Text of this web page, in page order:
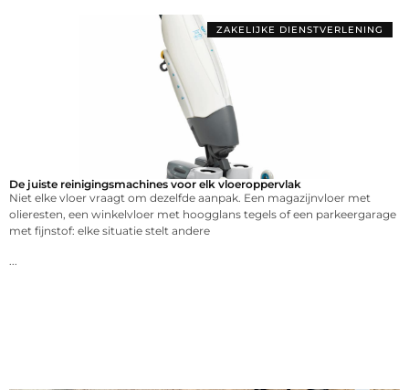
ZAKELIJKE DIENSTVERLENING
De juiste reinigingsmachines voor elk vloeroppervlak
Niet elke vloer vraagt om dezelfde aanpak. Een magazijnvloer met
olieresten, een winkelvloer met hoogglans tegels of een parkeergarage
met fijnstof: elke situatie stelt andere